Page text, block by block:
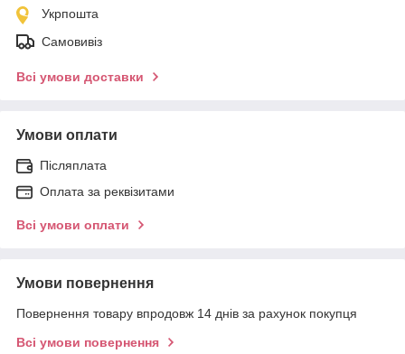
Укрпошта
Самовивіз
Всі умови доставки
Умови оплати
Післяплата
Оплата за реквізитами
Всі умови оплати
Умови повернення
Повернення товару впродовж 14 днів за рахунок покупця
Всі умови повернення